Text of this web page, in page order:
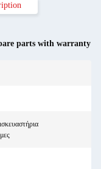
parts with warranty